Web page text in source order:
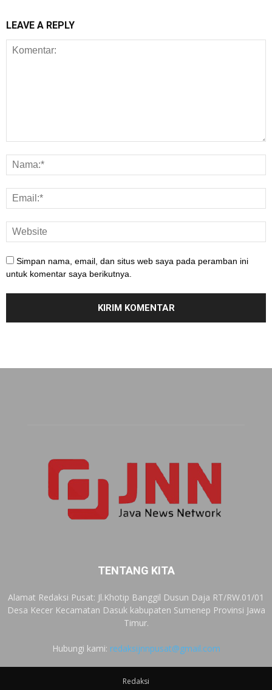
LEAVE A REPLY
Simpan nama, email, dan situs web saya pada peramban ini
untuk komentar saya berikutnya.
TENTANG KITA
Alamat Redaksi Pusat: Jl.Khotip Banggil Dusun Daja RT/RW.01/01
Desa Kecer Kecamatan Dasuk kabupaten Sumenep Provinsi Jawa
Timur.
Hubungi kami: redaksijnnpusat@gmail.com
Redaksi